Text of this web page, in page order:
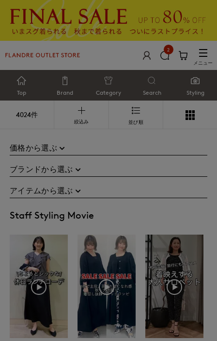
2
メニュー
Top Brand Category Search Styling
4024件
絞込み 並び順
価格から選ぶ
ブランドから選ぶ
アイテムから選ぶ
Staff Styling Movie